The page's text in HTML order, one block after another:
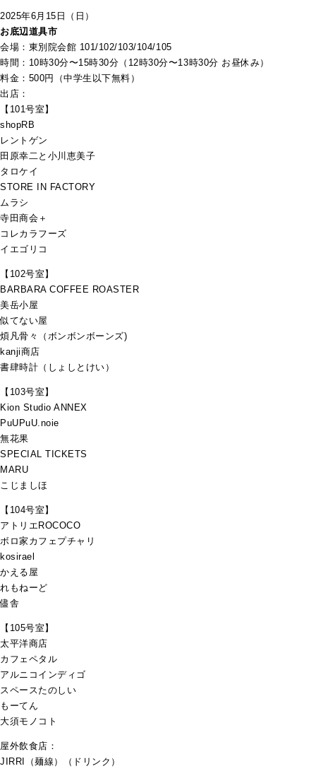
2025年6月15日（日）
お底辺道具市
会場：東別院会館 101/102/103/104/105
時間：10時30分〜15時30分（12時30分〜13時30分 お昼休み）
料金：500円（中学生以下無料）
出店：
【101号室】
shopRB
レントゲン
田原幸二と小川恵美子
タロケイ
STORE IN FACTORY
ムラシ
寺田商会＋
コレカラフーズ
イエゴリコ
【102号室】
BARBARA COFFEE ROASTER
美岳小屋
似てない屋
煩凡骨々（ボンボンボーンズ)
kanji商店
書肆時計（しょしとけい）
【103号室】
Kion Studio ANNEX
PuUPuU.noie
無花果
SPECIAL TICKETS
MARU
こじましほ
【104号室】
アトリエROCOCO
ボロ家カフェプチャリ
kosirael
かえる屋
れもねーど
儘舎
【105号室】
太平洋商店
カフェペタル
アルニコインディゴ
スペースたのしい
もーてん
大須モノコト
屋外飲食店：
JIRRI（麺線）（ドリンク）